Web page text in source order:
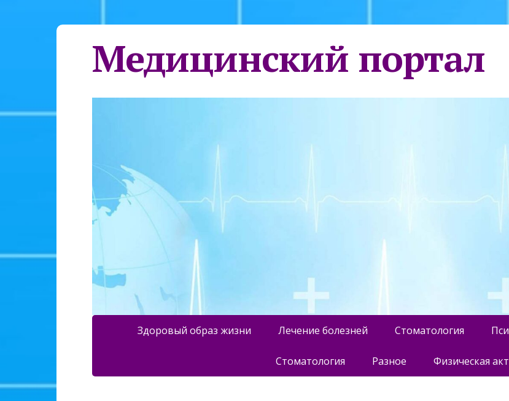
Медицинский портал
Здоровый образ жизни Лечение болезней Стоматология
Стоматология Разное Физическая